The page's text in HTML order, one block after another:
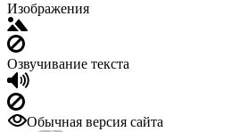
Изображения
Озвучивание текста
Обычная версия сайта